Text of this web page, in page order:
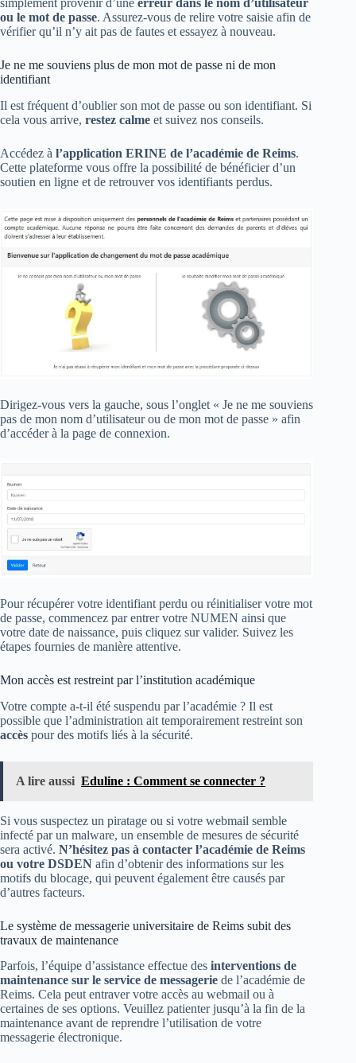
ou le mot de passe. Assurez-vous de relire votre saisie afin de
vérifier qu’il n’y ait pas de fautes et essayez à nouveau.
Je ne me souviens plus de mon mot de passe ni de mon
identifiant
Il est fréquent d’oublier son mot de passe ou son identifiant. Si
cela vous arrive, restez calme et suivez nos conseils.
Accédez à l’application ERINE de l’académie de Reims.
Cette plateforme vous offre la possibilité de bénéficier d’un
soutien en ligne et de retrouver vos identifiants perdus.
Dirigez-vous vers la gauche, sous l’onglet « Je ne me souviens
pas de mon nom d’utilisateur ou de mon mot de passe » afin
d’accéder à la page de connexion.
Pour récupérer votre identifiant perdu ou réinitialiser votre mot
de passe, commencez par entrer votre NUMEN ainsi que
votre date de naissance, puis cliquez sur valider. Suivez les
étapes fournies de manière attentive.
Mon accès est restreint par l’institution académique
Votre compte a-t-il été suspendu par l’académie ? Il est
possible que l’administration ait temporairement restreint son
accès pour des motifs liés à la sécurité.
A lire aussi Eduline : Comment se connecter ?
Si vous suspectez un piratage ou si votre webmail semble
infecté par un malware, un ensemble de mesures de sécurité
sera activé. N’hésitez pas à contacter l’académie de Reims
ou votre DSDEN afin d’obtenir des informations sur les
motifs du blocage, qui peuvent également être causés par
d’autres facteurs.
Le système de messagerie universitaire de Reims subit des
travaux de maintenance
Parfois, l’équipe d’assistance effectue des interventions de
maintenance sur le service de messagerie de l’académie de
Reims. Cela peut entraver votre accès au webmail ou à
certaines de ses options. Veuillez patienter jusqu’à la fin de la
maintenance avant de reprendre l’utilisation de votre
messagerie électronique.